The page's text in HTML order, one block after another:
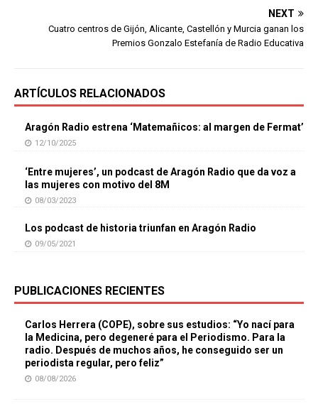
NEXT
Cuatro centros de Gijón, Alicante, Castellón y Murcia ganan los
Premios Gonzalo Estefanía de Radio Educativa
ARTÍCULOS RELACIONADOS
Aragón Radio estrena ‘Matemañicos: al margen de Fermat’
12/10/2025
‘Entre mujeres’, un podcast de Aragón Radio que da voz a
las mujeres con motivo del 8M
08/03/2023
Los podcast de historia triunfan en Aragón Radio
09/05/2021
PUBLICACIONES RECIENTES
Carlos Herrera (COPE), sobre sus estudios: “Yo nací para
la Medicina, pero degeneré para el Periodismo. Para la
radio. Después de muchos años, he conseguido ser un
periodista regular, pero feliz”
08/08/2026